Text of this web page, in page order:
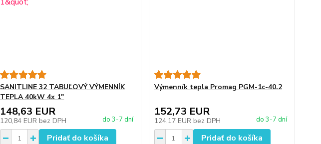
SANITLINE 32 TABUĽOVÝ VÝMENNÍK
TEPLA 40kW 4x 1"
148,63 EUR
120,84 EUR bez DPH do 3-7 dní
Pridať do košíka
Výmenník tepla Promag PGM-1c-40.2
152,73 EUR
124,17 EUR bez DPH do 3-7 dní
Pridať do košíka